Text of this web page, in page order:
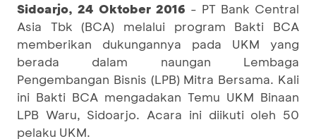
Sidoarjo, 24 Oktober 2016 - PT Bank Central
Asia Tbk (BCA) melalui program Bakti BCA
memberikan dukungannya pada UKM yang
berada dalam naungan Lembaga
Pengembangan Bisnis (LPB) Mitra Bersama. Kali
ini Bakti BCA mengadakan Temu UKM Binaan
LPB Waru, Sidoarjo. Acara ini diikuti oleh 50
pelaku UKM.